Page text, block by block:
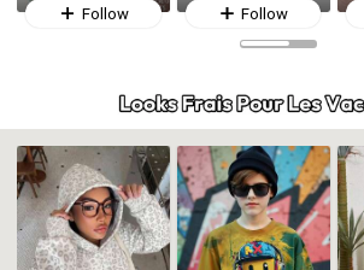
Follow Follow